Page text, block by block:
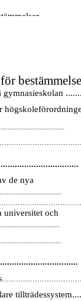
de nya
universitet och